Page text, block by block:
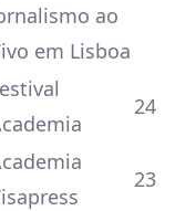
ao
em Lisboa
24
23